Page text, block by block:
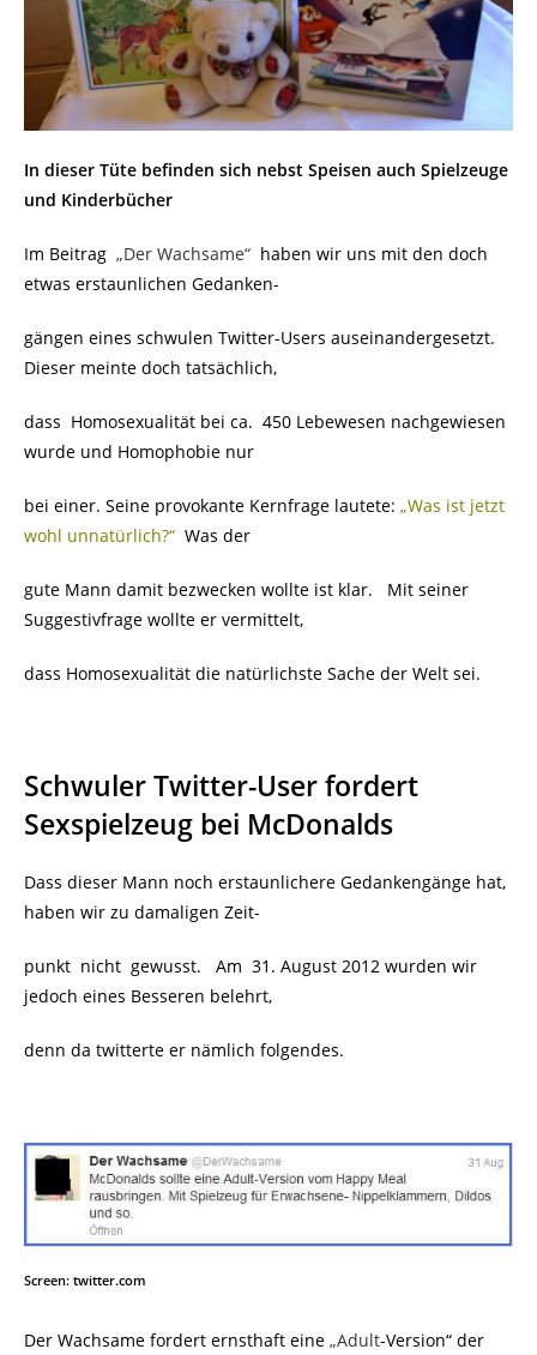
In dieser Tüte befinden sich nebst Speisen auch Spielzeuge
und Kinderbücher
Im Beitrag „Der Wachsame“ haben wir uns mit den doch
etwas erstaunlichen Gedanken-
gängen eines schwulen Twitter-Users auseinandergesetzt.
Dieser meinte doch tatsächlich,
dass Homosexualität bei ca. 450 Lebewesen nachgewiesen
wurde und Homophobie nur
bei einer. Seine provokante Kernfrage lautete: „Was ist jetzt
wohl unnatürlich?“ Was der
gute Mann damit bezwecken wollte ist klar. Mit seiner
Suggestivfrage wollte er vermittelt,
dass Homosexualität die natürlichste Sache der Welt sei.
Schwuler Twitter-User fordert
Sexspielzeug bei McDonalds
Dass dieser Mann noch erstaunlichere Gedankengänge hat,
haben wir zu damaligen Zeit-
punkt nicht gewusst. Am 31. August 2012 wurden wir
jedoch eines Besseren belehrt,
denn da twitterte er nämlich folgendes.
Screen: twitter.com
Der Wachsame fordert ernsthaft eine „Adult-Version“ der